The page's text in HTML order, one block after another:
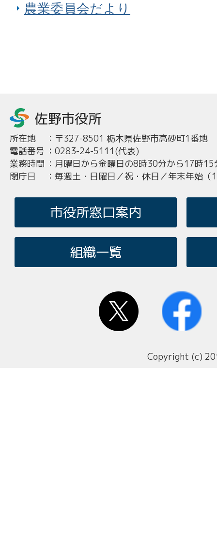
農業委員会だより
所在地 ： 〒327-8501 栃木県佐野市高砂町1番地
電話番号 ： 0283-24-5111(代表)
業務時間 ： 月曜日から金曜日の8時30分から17時15
閉庁日
： 毎週土・日曜日／祝・休日／年末年始
市役所窓口案内
組織一覧
Copyright (c)